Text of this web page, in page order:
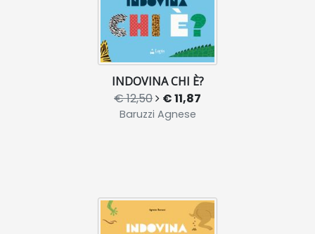
INDOVINA CHI È?
€ 12,50 € 11,87
Baruzzi Agnese